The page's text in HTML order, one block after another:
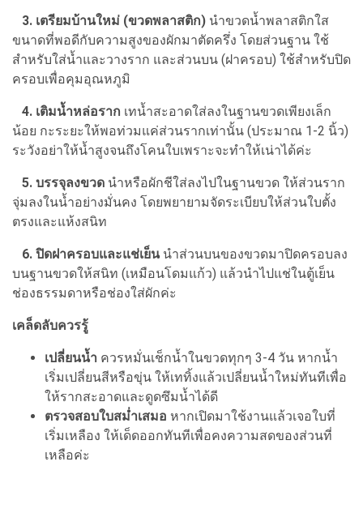
3. เตรียมบ้านใหม่ (ขวดพลาสติก) นำขวดน้ำพลาสติกใส
ขนาดที่พอดีกับความสูงของผักมาตัดครึ่ง โดยส่วนฐาน ใช้
สำหรับใส่น้ำและวางราก และส่วนบน (ฝาครอบ) ใช้สำหรับปิด
ครอบเพื่อคุมอุณหภูมิ
4. เติมน้ำหล่อราก เทน้ำสะอาดใส่ลงในฐานขวดเพียงเล็ก
น้อย กะระยะให้พอท่วมแค่ส่วนรากเท่านั้น (ประมาณ 1-2 นิ้ว)
ระวังอย่าให้น้ำสูงจนถึงโคนใบเพราะจะทำให้เน่าได้ค่ะ
5. บรรจุลงขวด นำหรือผักชีใส่ลงไปในฐานขวด ให้ส่วนราก
จุ่มลงในน้ำอย่างมั่นคง โดยพยายามจัดระเบียบให้ส่วนใบตั้ง
ตรงและแห้งสนิท
6. ปิดฝาครอบและแช่เย็นนำส่วนบนของขวดมาปิดครอบลง
บนฐานขวดให้สนิท (เหมือนโดมแก้ว) แล้วนำไปแช่ในตู้เย็น
ช่องธรรมดาหรือช่องใส่ผักค่ะ
เคล็ดลับควรรู้
เปลี่ยนน้ำ ควรหมั่นเช็กน้ำในขวดทุกๆ 3-4 วัน หากน้ำ
เริ่มเปลี่ยนสีหรือขุ่น ให้เททิ้งแล้วเปลี่ยนน้ำใหม่ทันทีเพื่อ
ให้รากสะอาดและดูดซึมน้ำได้ดี
ตรวจสอบใบสม่ำเสมอ หากเปิดมาใช้งานแล้วเจอใบที่
เริ่มเหลือง ให้เด็ดออกทันทีเพื่อคงความสดของส่วนที่
เหลือค่ะ